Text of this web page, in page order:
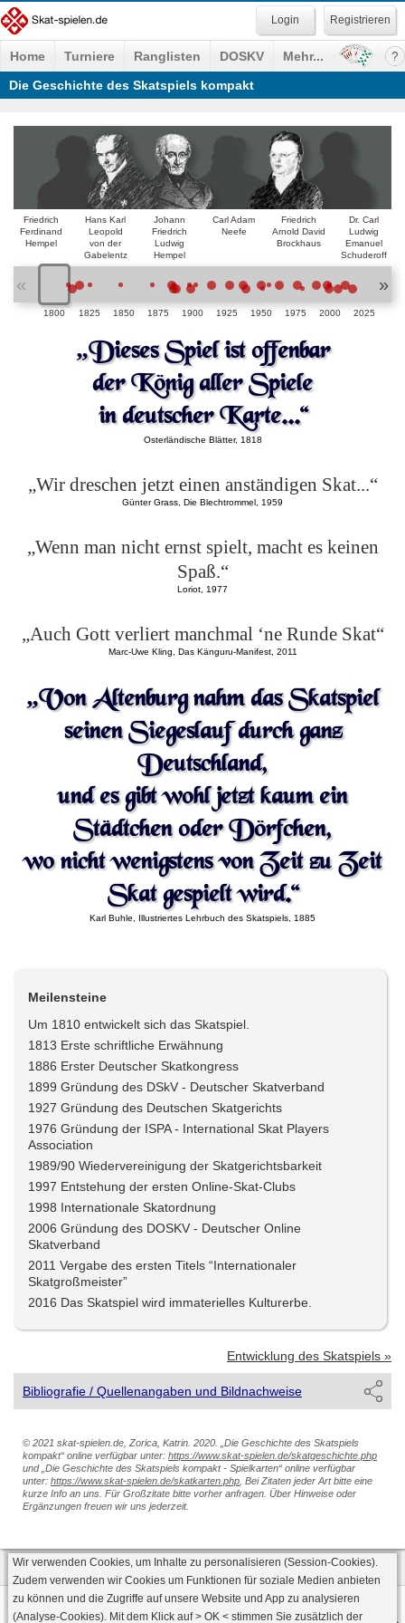
Registrieren
Home Turniere Ranglisten DOSKV
Mehr...
Die Geschichte des Skatspiels kompakt
Friedrich
Ferdinand
Hempel
Hans Karl
Leopold
von der
Gabelentz
Johann
Friedrich
Ludwig
Hempel
Carl Adam
Neefe
Friedrich
Arnold David
Brockhaus
Dr. Carl
Ludwig
Emanuel
Schuderoff
« »
1800 1825 1850 1875 1900 1925 1950 1975 2000 2025
„Dieses Spiel ist offenbar
der König aller Spiele
in deutscher Karte...“
Osterländische Blätter, 1818
„Wir dreschen jetzt einen anständigen Skat...“
Günter Grass, Die Blechtrommel, 1959
„Wenn man nicht ernst spielt, macht es keinen
Spaß.“
Loriot, 1977
„Auch Gott verliert manchmal ‘ne Runde Skat“
Marc-Uwe Kling, Das Känguru-Manifest, 2011
„Von Altenburg nahm das Skatspiel
seinen Siegeslauf durch ganz
Deutschland,
und es gibt wohl jetzt kaum ein
Städtchen oder Dörfchen,
wo nicht wenigstens von Zeit zu Zeit
Skat gespielt wird.“
Karl Buhle, Illustriertes Lehrbuch des Skatspiels, 1885
Meilensteine
Um 1810 entwickelt sich das Skatspiel.
1813 Erste schriftliche Erwähnung
1886 Erster Deutscher Skatkongress
1899 Gründung des DSkV - Deutscher Skatverband
1927 Gründung des Deutschen Skatgerichts
1976 Gründung der ISPA - International Skat Players
Association
1989/90 Wiedervereinigung der Skatgerichtsbarkeit
1997 Entstehung der ersten Online-Skat-Clubs
1998 Internationale Skatordnung
2006 Gründung des DOSKV - Deutscher Online
Skatverband
2011 Vergabe des ersten Titels “Internationaler
Skatgroßmeister”
2016 Das Skatspiel wird immaterielles Kulturerbe.
Entwicklung des Skatspiels »
Bibliografie / Quellenangaben und Bildnachweise
© 2021 skat-spielen.de, Zorica, Katrin. 2020. „Die Geschichte des Skatspiels
kompakt“ online verfügbar unter: https://www.skat-spielen.de/skatgeschichte.php
und „Die Geschichte des Skatspiels kompakt - Spielkarten“ online verfügbar
unter: https://www.skat-spielen.de/skatkarten.php , Bei Zitaten jeder Art bitte eine
kurze Info an uns. Für Großzitate bitte vorher anfragen. Über Hinweise oder
Ergänzungen freuen wir uns jederzeit.
Wir verwenden Cookies, um Inhalte zu personalisieren (Session-Cookies).
Zudem verwenden wir Cookies um Funktionen für soziale Medien anbieten
zu können und die Zugriffe auf unsere Website und App zu analysieren
(Analyse-Cookies). Mit dem Klick auf> OK < stimmen Sie zusätzlich der